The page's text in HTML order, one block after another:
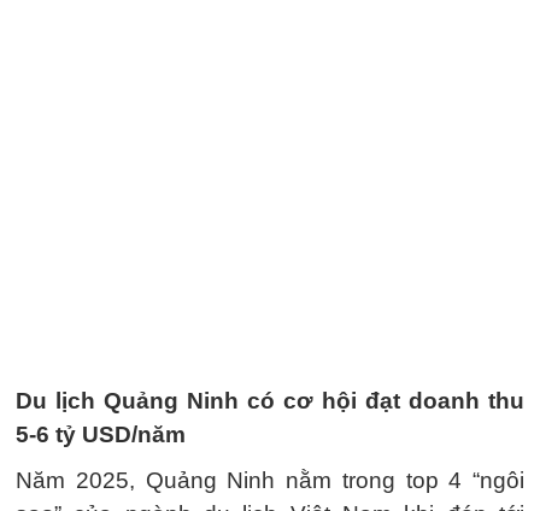
Du lịch Quảng Ninh có cơ hội đạt doanh thu
5-6 tỷ USD/năm
Năm 2025, Quảng Ninh nằm trong top 4 “ngôi